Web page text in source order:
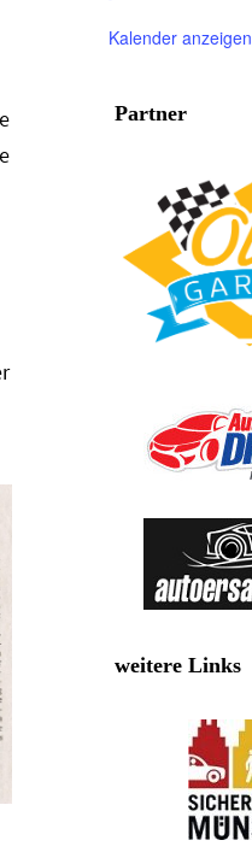
Kalender anzeigen
Partner
weitere Links